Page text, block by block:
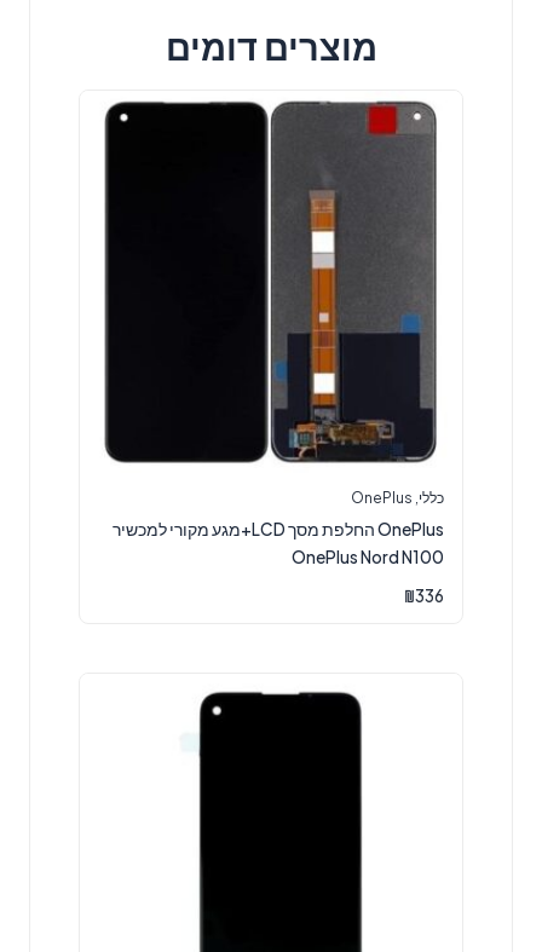
מוצרים דומים
כללי OnePlus
OnePlus החלפת מסך LCD+מגע מקורי למכשיר
OnePlus Nord N100
₪336